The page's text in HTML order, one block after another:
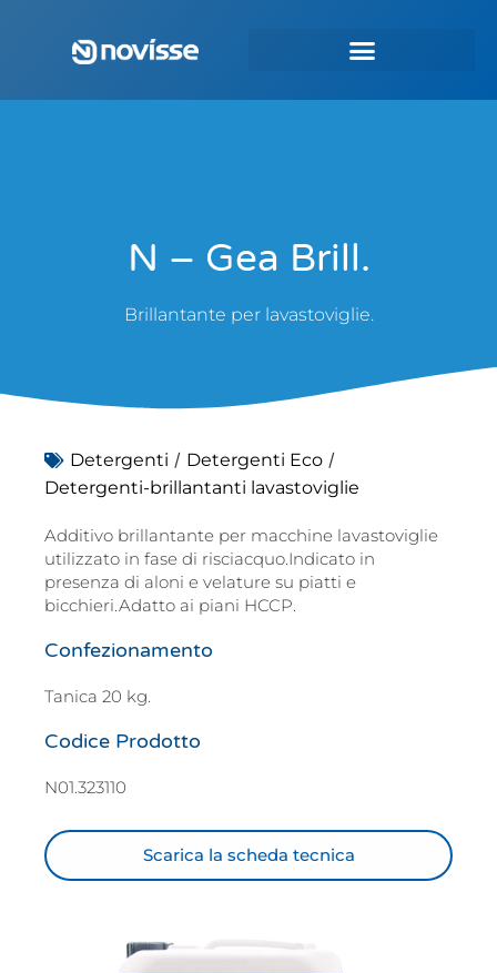
N – Gea Brill.
Brillantante per lavastoviglie.
Detergenti / Detergenti Eco /
Detergenti-brillantanti lavastoviglie
Additivo brillantante per macchine lavastoviglie
utilizzato in fase di risciacquo.Indicato in
presenza di aloni e velature su piatti e
bicchieri.Adatto ai piani HCCP.
Confezionamento
Tanica 20 kg.
Codice Prodotto
N01.323110
Scarica la scheda tecnica